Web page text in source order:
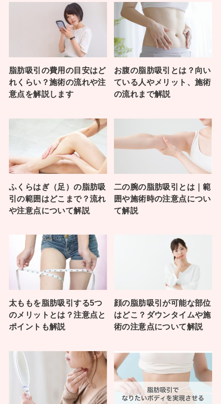
脂肪吸引の費用の目安はど
れくらい？施術の流れや注
意点を解説します
お腹の脂肪吸引とは？向い
ている人やメリット、施術
の流れまで解説
ふくらはぎ（足）の脂肪吸
引の範囲はどこまで？流れ
や注意点について解説
二の腕の脂肪吸引とは｜範
囲や施術時の注意点につい
て解説
太ももを脂肪吸引する5つ
のメリットとは？注意点と
ポイントも解説
顔の脂肪吸引が可能な部位
はどこ？ダウンタイムや施
術の注意点について解説